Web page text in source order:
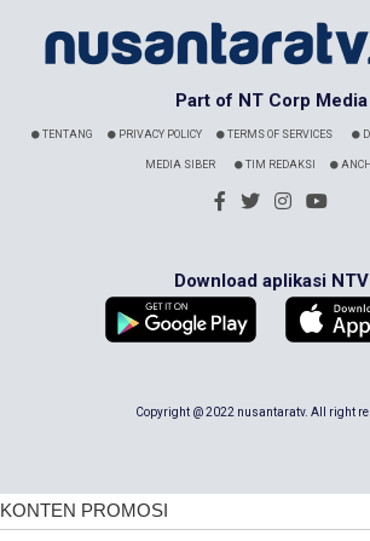
Part of NT Corp Media
TENTANG PRIVACY POLICY TERMS OF SERVICES
MEDIA SIBER TIM REDAKSI
Download aplikasi NTV
Copyright @ 2022 nusantaratv. All right